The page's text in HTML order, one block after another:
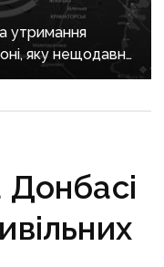
утримання
яку нещодавно
Донбасі